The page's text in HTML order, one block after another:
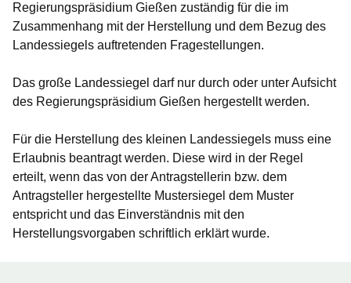
Regierungspräsidium Gießen zuständig für die im
Zusammenhang mit der Herstellung und dem Bezug des
Landessiegels auftretenden Fragestellungen.
Das große Landessiegel darf nur durch oder unter Aufsicht
des Regierungspräsidium Gießen hergestellt werden.
Für die Herstellung des kleinen Landessiegels muss eine
Erlaubnis beantragt werden. Diese wird in der Regel
erteilt, wenn das von der Antragstellerin bzw. dem
Antragsteller hergestellte Mustersiegel dem Muster
entspricht und das Einverständnis mit den
Herstellungsvorgaben schriftlich erklärt wurde.